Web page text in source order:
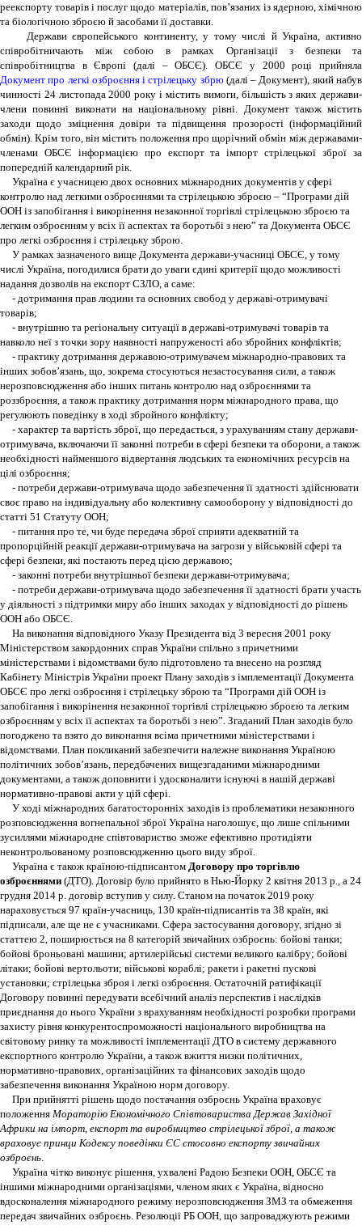
реекспорту товарів і послуг щодо матеріалів, пов’язаних із ядерною, хімічною
та біологічною зброєю й засобами її доставки.
Держави європейського континенту, у тому числі й Україна, активно
співробітничають між собою в рамках Організації з безпеки та
співробітництва в Європі (далі – ОБСЄ). ОБСЄ у 2000 році прийняла
Документ про легкі озброєння і стрілецьку збрю(далі – Документ), який набув
чинності 24 листопада 2000 року і містить вимоги, більшість з яких держави-
члени повинні виконати на національному рівні. Документ також містить
заходи щодо зміцнення довіри та підвищення прозорості (інформаційний
обмін). Крім того, він містить положення про щорічний обмін між державами-
членами ОБСЄ інформацією про експорт та імпорт стрілецької зброї за
попередній календарний рік.
Україна є учасницею двох основних міжнародних документів у сфері
контролю над легкими озброєннями та стрілецькою зброєю – “Програми дій
ООН із запобігання і викорінення незаконної торгівлі стрілецькою зброєю та
легким озброєнням у всіх її аспектах та боротьбі з нею” та Документа ОБСЄ
про легкі озброєння і стрілецьку зброю.
У рамках зазначеного вище Документа держави-учасниці ОБСЄ, у тому
числі Україна, погодилися брати до уваги єдині критерії щодо можливості
надання дозволів на експорт СЗЛО, а саме:
- дотримання прав людини та основних свобод у державі-отримувачі
товарів;
- внутрішню та регіональну ситуації в державі-отримувачі товарів та
навколо неї з точки зору наявності напруженості або збройних конфліктів;
- практику дотримання державою-отримувачем міжнародно-правових та
інших зобов’язань, що, зокрема стосуються незастосування сили, а також
нерозповсюдження або інших питань контролю над озброєннями та
роззброєння, а також практику дотримання норм міжнародного права, що
регулюють поведінку в ході збройного конфлікту;
- характер та вартість зброї, що передається, з урахуванням стану держави-
отримувача, включаючи її законні потреби в сфері безпеки та оборони, а також
необхідності найменшого відвертання людських та економічних ресурсів на
цілі озброєння;
- потреби держави-отримувача щодо забезпечення її здатності здійснювати
своє право на індивідуальну або колективну самооборону у відповідності до
статті 51 Статуту ООН;
- питання про те, чи буде передача зброї сприяти адекватній та
пропорційній реакції держави-отримувача на загрози у військовій сфері та
сфері безпеки, які постають перед цією державою;
- законні потреби внутрішньої безпеки держави-отримувача;
- потреби держави-отримувача щодо забезпечення її здатності брати участь
у діяльності з підтримки миру або інших заходах у відповідності до рішень
ООН або ОБСЄ.
На виконання відповідного Указу Президента від 3 вересня 2001 року
Міністерством закордонних справ України спільно з причетними
міністерствами і відомствами було підготовлено та внесено на розгляд
Кабінету Міністрів України проект Плану заходів з імплементації Документа
ОБСЄ про легкі озброєння і стрілецьку зброю та “Програми дій ООН із
запобігання і викорінення незаконної торгівлі стрілецькою зброєю та легким
озброєнням у всіх її аспектах та боротьбі з нею”. Згаданий План заходів було
погоджено та взято до виконання всіма причетними міністерствами і
відомствами. План покликаний забезпечити належне виконання Україною
політичних зобов’язань, передбачених вищезгаданими міжнародними
документами, а також доповнити і удосконалити існуючі в нашій державі
нормативно-правові акти у цій сфері.
У ході міжнародних багатосторонніх заходів із проблематики незаконного
розповсюдження вогнепальної зброї Україна наголошує, що лише спільними
зусиллями міжнародне співтовариство зможе ефективно протидіяти
неконтрольованому розповсюдженню цього виду зброї.
Україна є також країною-підписантом Договору про торгівлю
озброєннями (ДТО). Договір було прийнято в Нью-Йорку 2 квітня 2013 р., а 24
грудня 2014 р. договір вступив у силу. Станом на початок 2019 року
нараховується 97 країн-учасниць, 130 країн-підписантів та 38 країн, які
підписали, але ще не є учасниками. Сфера застосування договору, згідно зі
статтею 2, поширюється на 8 категорій звичайних озброєнь: бойові танки;
бойові броньовані машини; артилерійські системи великого калібру; бойові
літаки; бойові вертольоти; військові кораблі; ракети і ракетні пускові
установки; стрілецька зброя і легкі озброєння. Остаточній ратифікації
Договору повинні передувати всебічний аналіз перспектив і наслідків
приєднання до нього України з врахуванням необхідності розробки програми
захисту рівня конкурентоспроможності національного виробництва на
світовому ринку та можливості імплементації ДТО в систему державного
експортного контролю України, а також вжиття низки політичних,
нормативно-правових, організаційних та фінансових заходів щодо
забезпечення виконання Україною норм договору.
При прийнятті рішень щодо постачання озброєнь Україна враховує
положення Мораторію Економічного Співтовариства Держав Західної
Африки на імпорт, експорт та виробництво стрілецької зброї, а також
враховує принци Кодексу поведінки ЄС стосовно експорту звичайних
озброєнь.
Україна чітко виконує рішення, ухвалені Радою Безпеки ООН, ОБСЄ та
іншими міжнародними організаціями, членом яких є Україна, відносно
вдосконалення міжнародного режиму нерозповсюдження ЗМЗ та обмеження
передач звичайних озброєнь. Резолюції РБ ООН, що запроваджують режими